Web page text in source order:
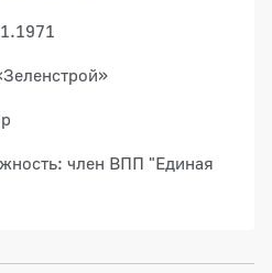
член ВПП "Единая